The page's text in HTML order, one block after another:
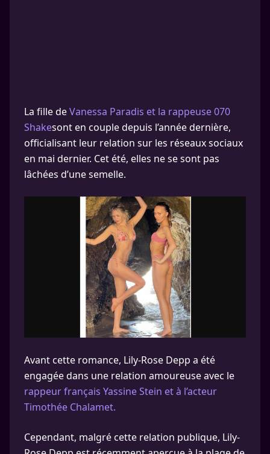
La fille deVanessa Paradis et la rappeuse 070
Shakesont en couple depuis l’année dernière,
officialisant leur relation sur les réseaux sociaux
en mai dernier. Cet été, elles ne se sont pas
lâchées d’une semelle.
Avant cette romance, Lily-Rose Depp a été
engagée dans une relation amoureuse avec le
rappeur français Yassine Stein et à l’acteur
Timothée Chalamet.
Cependant, malgré cette relation publique, Lily-